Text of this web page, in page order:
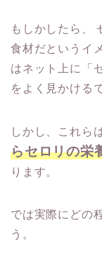
もしかしたら、
食材だというイ
はネット上に「
をよく見かける
しかし、これら
らセロリの栄
ります。
では実際にどの
う。